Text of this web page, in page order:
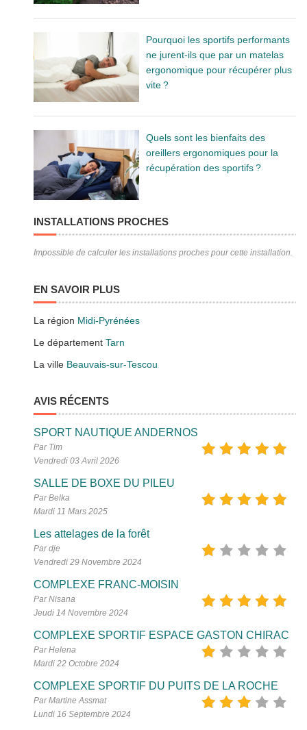
Pourquoi les sportifs performants
ne jurent-ils que par un matelas
ergonomique pour récupérer plus
vite ?
Quels sont les bienfaits des
oreillers ergonomiques pour la
récupération des sportifs ?
INSTALLATIONS PROCHES
Impossible de calculer les installations proches pour cette installation.
EN SAVOIR PLUS
La région Midi-Pyrénées
Le départementTarn
La ville Beauvais-sur-Tescou
AVIS RÉCENTS
SPORT NAUTIQUE ANDERNOS
Par Tim
Vendredi 03 Avril 2026
SALLE DE BOXE DU PILEU
Par Belka
Mardi 11 Mars 2025
Les attelages de la forêt
Par dje
Vendredi 29 Novembre 2024
COMPLEXE FRANC-MOISIN
Par Nisana
Jeudi 14 Novembre 2024
COMPLEXE SPORTIF ESPACE GASTON CHIRAC
Par Helena
Mardi 22 Octobre 2024
COMPLEXE SPORTIF DU PUITS DE LA ROCHE
Par Martine Assmat
Lundi 16 Septembre 2024